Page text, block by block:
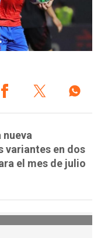
nueva
variantes en dos
el mes de julio